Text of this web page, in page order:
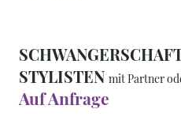
STYLISTEN mit Partner
Auf Anfrage